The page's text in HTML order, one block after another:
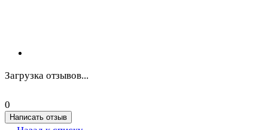
Загрузка отзывов...
0
Написать отзыв